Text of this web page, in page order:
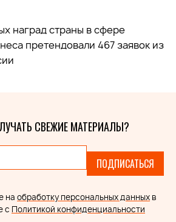
наград страны в сфере
претендовали 467 заявок из
СВЕЖИЕ МАТЕРИАЛЫ?
ПОДПИСАТЬСЯ
на обработку персональных данных в
с Политикой конфиденциальности